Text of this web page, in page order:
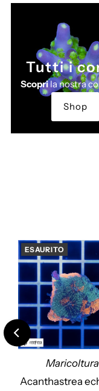
Tutti i
Scoprila nostra
Shop
ESAURITO
Maricoltura
Acanthastrea